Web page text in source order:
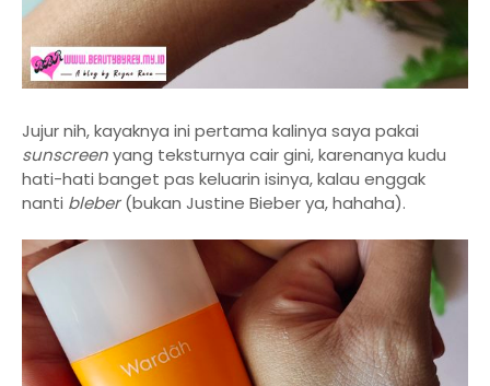
Jujur nih, kayaknya ini pertama kalinya saya pakai
sunscreenyang teksturnya cair gini, karenanya kudu
hati-hati banget pas keluarin isinya, kalau enggak
nanti bleber(bukan Justine Bieber ya, hahaha).